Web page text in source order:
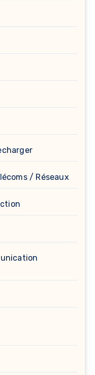
/ Réseaux